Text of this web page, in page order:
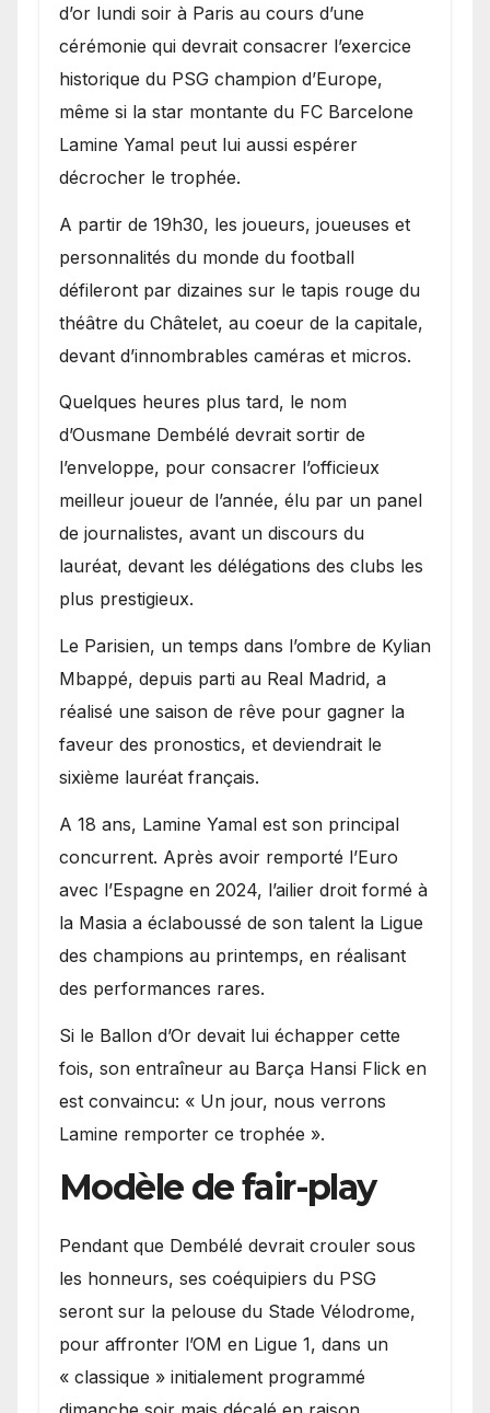
d’or lundi soir à Paris au cours d’une
cérémonie qui devrait consacrer l’exercice
historique du PSG champion d’Europe,
même si la star montante du FC Barcelone
Lamine Yamal peut lui aussi espérer
décrocher le trophée.
A partir de 19h30, les joueurs, joueuses et
personnalités du monde du football
défileront par dizaines sur le tapis rouge du
théâtre du Châtelet, au coeur de la capitale,
devant d’innombrables caméras et micros.
Quelques heures plus tard, le nom
d’Ousmane Dembélé devrait sortir de
l’enveloppe, pour consacrer l’officieux
meilleur joueur de l’année, élu par un panel
de journalistes, avant un discours du
lauréat, devant les délégations des clubs les
plus prestigieux.
Le Parisien, un temps dans l’ombre de Kylian
Mbappé, depuis parti au Real Madrid, a
réalisé une saison de rêve pour gagner la
faveur des pronostics, et deviendrait le
sixième lauréat français.
A 18 ans, Lamine Yamal est son principal
concurrent. Après avoir remporté l’Euro
avec l’Espagne en 2024, l’ailier droit formé à
la Masia a éclaboussé de son talent la Ligue
des champions au printemps, en réalisant
des performances rares.
Si le Ballon d’Or devait lui échapper cette
fois, son entraîneur au Barça Hansi Flick en
est convaincu: « Un jour, nous verrons
Lamine remporter ce trophée ».
Modèle de fair-play
Pendant que Dembélé devrait crouler sous
les honneurs, ses coéquipiers du PSG
seront sur la pelouse du Stade Vélodrome,
pour affronter l’OM en Ligue 1, dans un
« classique » initialement programmé